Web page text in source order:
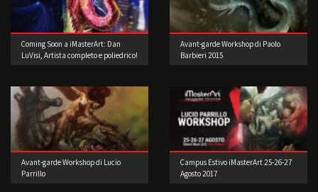
Coming Soon a iMasterArt: Dan
LuVisi, Artista completo e poliedrico!
Avant-garde Workshop di Paolo
Barbieri 2015
Avant-garde Workshop di Lucio
Parrillo
Campus Estivo iMasterArt 25-26-27
Agosto 2017